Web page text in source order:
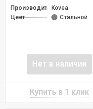
ПроизводительKovea
Цвет
Стальной
Нет в наличии